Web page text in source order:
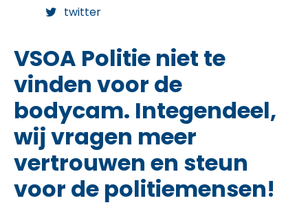
twitter
VSOA Politie niet te
vinden voor de
bodycam. Integendeel,
wij vragen meer
vertrouwen en steun
voor de politiemensen!